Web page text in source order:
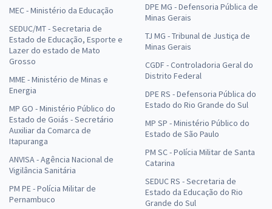
MEC - Ministério da Educação
SEDUC/MT - Secretaria de
Estado de Educação, Esporte e
Lazer do estado de Mato
Grosso
MME - Ministério de Minas e
Energia
MP GO - Ministério Público do
Estado de Goiás - Secretário
Auxiliar da Comarca de
Itapuranga
ANVISA - Agência Nacional de
Vigilância Sanitária
PM PE - Polícia Militar de
Pernambuco
DPE MG - Defensoria Pública de
Minas Gerais
TJ MG - Tribunal de Justiça de
Minas Gerais
CGDF - Controladoria Geral do
Distrito Federal
DPE RS - Defensoria Pública do
Estado do Rio Grande do Sul
MP SP - Ministério Público do
Estado de São Paulo
PM SC - Polícia Militar de Santa
Catarina
SEDUC RS - Secretaria de
Estado da Educação do Rio
Grande do Sul